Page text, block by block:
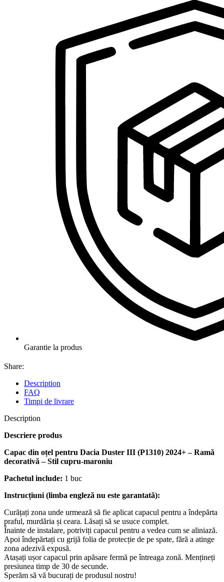
Garantie la produs
Share:
Description
FAQ
Timpi de livrare
Description
Descriere produs
Capac din oțel pentru Dacia Duster III (P1310) 2024+ – Ramă
decorativă – Stil cupru-maroniu
Pachetul include: 1 buc
Instrucțiuni (limba engleză nu este garantată):
Curățați zona unde urmează să fie aplicat capacul pentru a îndepărta
praful, murdăria și ceara. Lăsați să se usuce complet.
Înainte de instalare, potriviți capacul pentru a vedea cum se aliniază.
Apoi îndepărtați cu grijă folia de protecție de pe spate, fără a atinge
zona adezivă expusă.
Atașați ușor capacul prin apăsare fermă pe întreaga zonă. Mențineți
presiunea timp de 30 de secunde.
Sperăm să vă bucurați de produsul nostru!